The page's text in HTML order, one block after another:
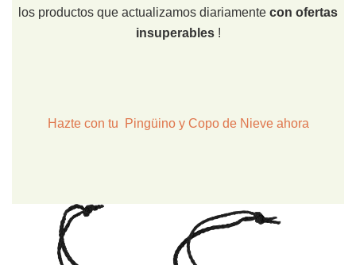
los productos que actualizamos diariamente con ofertas
insuperables!
Hazte con tu Pingüino y Copo de Nieve ahora